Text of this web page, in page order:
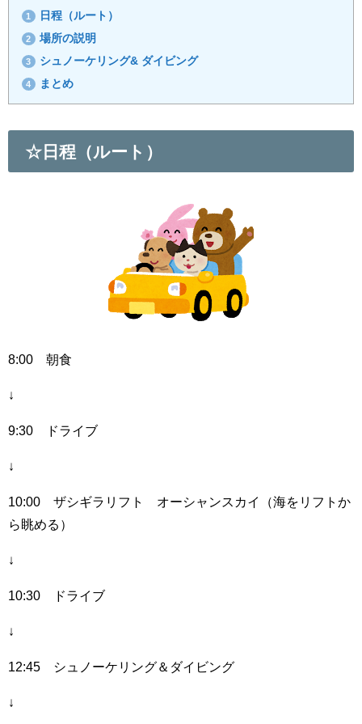
1 日程（ルート）
2 場所の説明
3 シュノーケリング& ダイビング
4 まとめ
☆日程（ルート）
8:00 朝食
↓
9:30 ドライブ
↓
10:00 ザシギラリフト オーシャンスカイ（海をリフトか
ら眺める）
↓
10:30 ドライブ
↓
12:45 シュノーケリング＆ダイビング
↓